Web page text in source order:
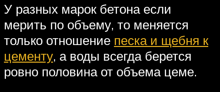
У разных марок бетона если
мерить по объему, то меняется
только отношение песка и щебня к
цементу, а воды всегда берется
ровно половина от объема цеме.